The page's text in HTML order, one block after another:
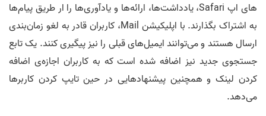
های اپ Safari، یادداشت‌ها، ارائه‌ها و یادآوری‌ها را ار طریق پیام‌ها
به اشتراک بگذارند. با اپلیکیشن Mail، کاربران قادر به لغو زمان‌بندی
ارسال هستند و می‌توانند ایمیل‌های قبلی را نیز پیگیری کنند. یک تابع
جستجوی جدید نیز اضافه شده است که به کاربران اجازه‌ی اضافه
کردن لینک و همچنین پیشنهادهایی در حین تایپ کردن کاربرها
می‌دهد.